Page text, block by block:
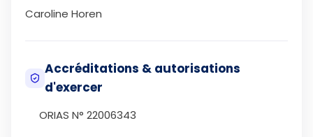
Caroline Horen
Accréditations & autorisations
d'exercer
ORIAS N° 22006343